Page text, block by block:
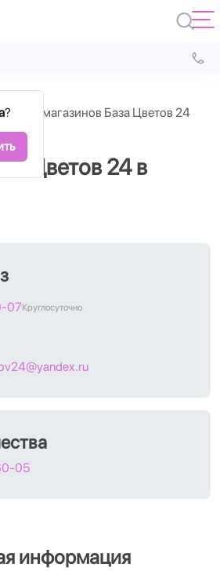
?
магазинов База Цветов 24
Цветов 24 в
07Круглосуточно
05
информация